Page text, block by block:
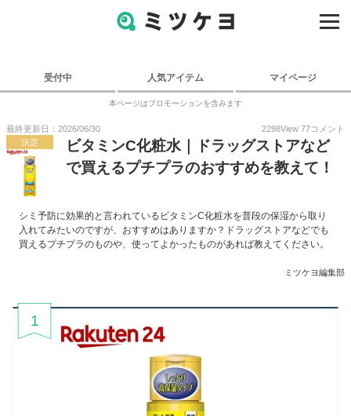
受付中 人気アイテム マイページ
本ページはプロモーションを含みます
最終更新日：2026/06/30 2298View 77コメント
決定
ビタミンC化粧水｜ドラッグストアなど
で買えるプチプラのおすすめを教えて！
シミ予防に効果的と言われているビタミンC化粧水を普段の保湿から取り
入れてみたいのですが、おすすめはありますか？ドラッグストアなどでも
買えるプチプラのものや、使ってよかったものがあれば教えてください。
ミツケヨ編集部
1